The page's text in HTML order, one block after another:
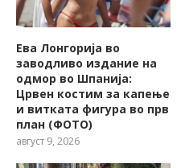
Ева Лонгорија во
заводливо издание на
одмор во Шпанија:
Црвен костим за капење
и витката фигура во прв
план (ФОТО)
август 9, 2026